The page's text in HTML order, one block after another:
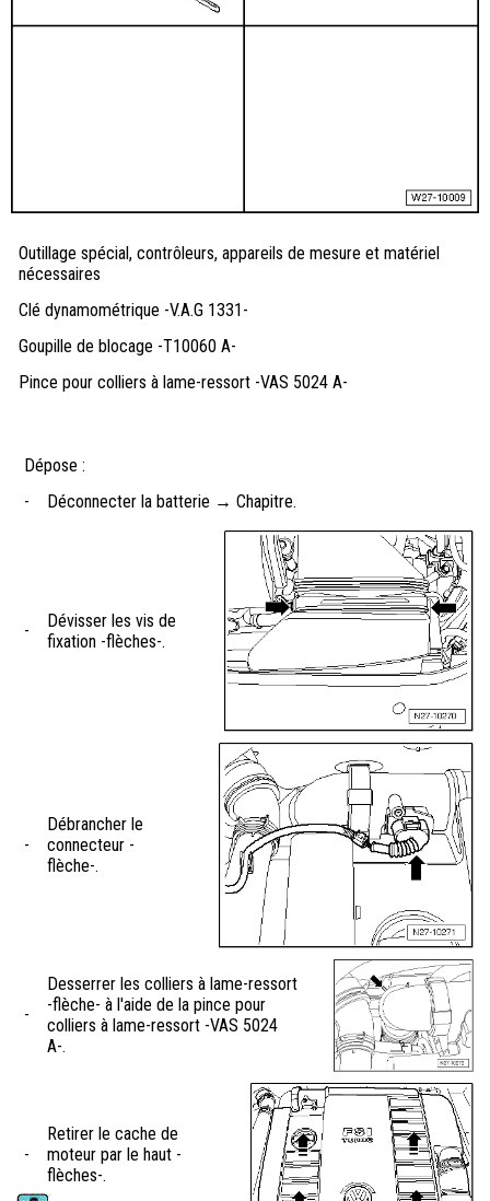
Outillage spécial, contrôleurs, appareils de mesure et matériel
nécessaires
Clé dynamométrique -V.A.G 1331-
Goupille de blocage -T10060 A-
Pince pour colliers à lame-ressort -VAS 5024 A-
Dépose :
-
Déconnecter la batterie → Chapitre.
-
Dévisser les vis de
fixation -flèches-.
-
Débrancher le
connecteur -
flèche-.
-
Desserrer les colliers à lame-ressort
-flèche- à l'aide de la pince pour
colliers à lame-ressort -VAS 5024
A-.
-
Retirer le cache de
moteur par le haut -
flèches-.